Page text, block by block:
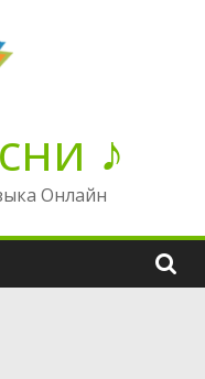
♪
Онлайн